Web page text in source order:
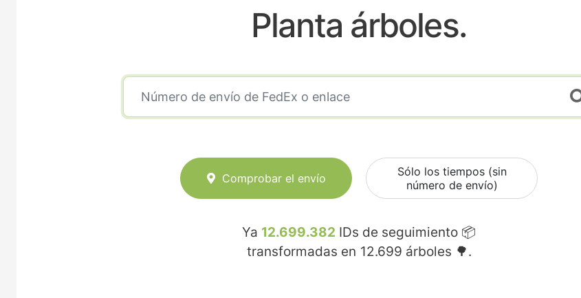
Planta árboles.
Comprobar el envío
Sólo los tiempos (sin
número de envío)
Ya 12.699.382 IDs de seguimiento 📦
transformadas en 12.699 árboles 🌳.